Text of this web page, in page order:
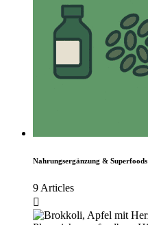
Nahrungsergänzung & Superfoods
9 Articles